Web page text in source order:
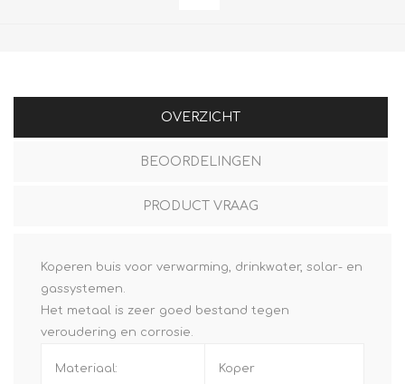
OVERZICHT
BEOORDELINGEN
PRODUCT VRAAG
Koperen buis voor verwarming, drinkwater, solar- en
gassystemen.
Het metaal is zeer goed bestand tegen
veroudering en corrosie.
Materiaal: Koper